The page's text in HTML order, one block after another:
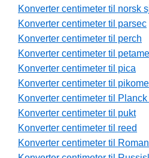
Konverter centimeter til norsk
Konverter centimeter til parsec
Konverter centimeter til perch
Konverter centimeter til
Konverter centimeter til pica
Konverter centimeter til
Konverter centimeter til
Konverter centimeter til pukt
Konverter centimeter til reed
Konverter centimeter til